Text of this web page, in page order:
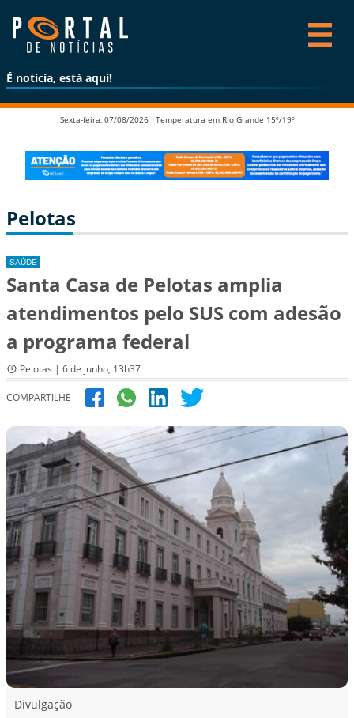
É noticía, está aqui!
Sexta-feira, 07/08/2026 | Temperatura em Rio Grande 15º/19º
Pelotas
SAÚDE
Santa Casa de Pelotas amplia
atendimentos pelo SUS com adesão
a programa federal
Pelotas | 6 de junho, 13h37
COMPARTILHE
Divulgação